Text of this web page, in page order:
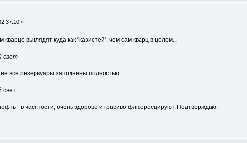
»
выглядят куда как "казистей", чем сам кварц в целом...
свет
не все резервуары заполнены полностью.
свет.
- в частности, очень здорово и красиво флюоресцируют. Подтверждаю: